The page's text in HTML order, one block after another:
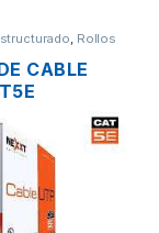
, Rollos
CABLE
305M CMX